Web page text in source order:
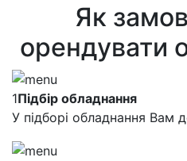
Як
орендувати
1Підбір обладнання
У підборі обладнання Вам